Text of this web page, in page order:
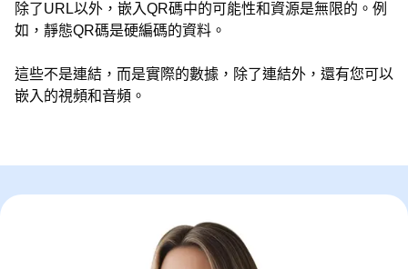
除了URL以外，嵌入QR碼中的可能性和資源是無限的。例
如，靜態QR碼是硬編碼的資料。
這些不是連結，而是實際的數據，除了連結外，還有您可以
嵌入的視頻和音頻。